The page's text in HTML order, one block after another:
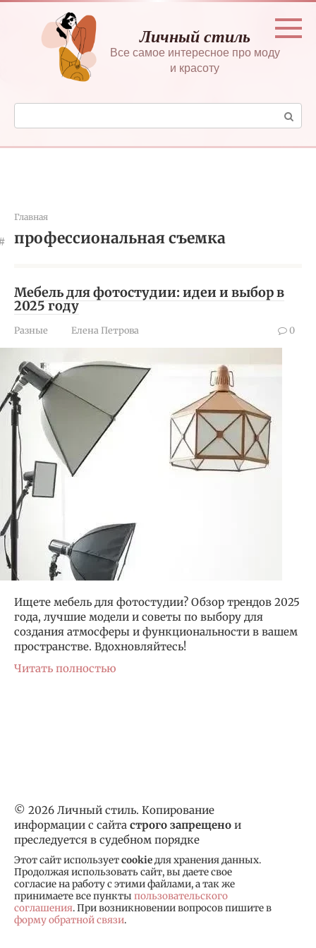
Перейти
контенту
Личный стиль
Все самое интересное про моду
и красоту
Поиск:
Главная
профессиональная съемка
Мебель для фотостудии: идеи и выбор в
2025 году
Разные Елена Петрова 0
Ищете мебель для фотостудии? Обзор трендов 2025
года, лучшие модели и советы по выбору для
создания атмосферы и функциональности в вашем
пространстве. Вдохновляйтесь!
Читать полностью
© 2026 Личный стиль. Копирование
информации с сайта строго запрещено и
преследуется в судебном порядке
Этот сайт используетcookieдля хранения данных.
Продолжая использовать сайт, вы даете свое
согласие на работу с этими файлами, а так же
принимаете все пункты пользовательского
соглашения. При возникновении вопросов пишите в
форму обратной связи.